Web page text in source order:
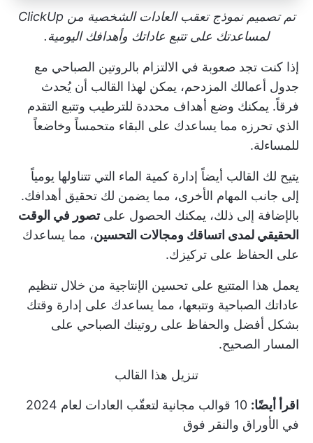
تم تصميم نموذج تعقب العادات الشخصية من ClickUp
لمساعدتك على تتبع عاداتك وأهدافك اليومية.
إذا كنت تجد صعوبة في الالتزام بالروتين الصباحي مع
جدول أعمالك المزدحم، يمكن لهذا القالب أن يُحدث
فرقاً. يمكنك وضع أهداف محددة للترطيب وتتبع التقدم
الذي تحرزه مما يساعدك على البقاء متحمساً وخاضعاً
للمساءلة.
يتيح لك القالب أيضاً إدارة كمية الماء التي تتناولها يومياً
إلى جانب المهام الأخرى، مما يضمن لك تحقيق أهدافك.
بالإضافة إلى ذلك، يمكنك الحصول علىتصور في الوقت
الحقيقي لمدى اتساقك ومجالات التحسين، مما يساعدك
على الحفاظ على تركيزك.
يعمل هذا المتتبع على تحسين الإنتاجية من خلال تنظيم
عاداتك الصباحية وتتبعها، مما يساعدك على إدارة وقتك
بشكل أفضل والحفاظ على روتينك الصباحي على
المسار الصحيح.
تنزيل هذا القالب
اقرأ أيضًا:
10 قوالب مجانية لتعقّب العادات لعام 2024
في الأوراق والنقر فوق